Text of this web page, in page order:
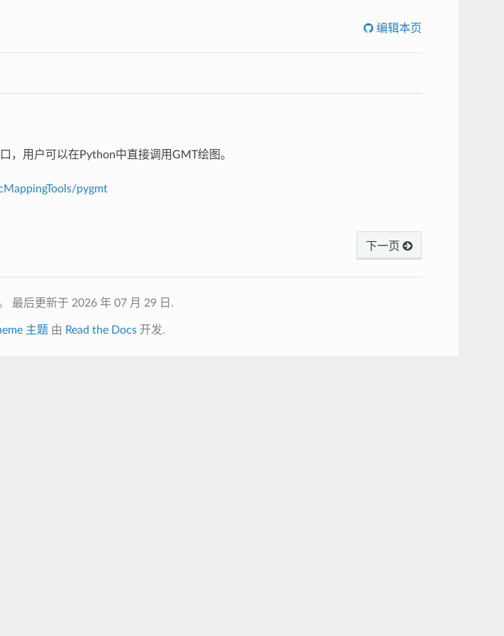
编辑本页
，用户可以在Python中直接调用GMT绘图。
pygmt
下一页
最后更新于 2026 年 07 月 29 日.
主题 由 Read the Docs开发.